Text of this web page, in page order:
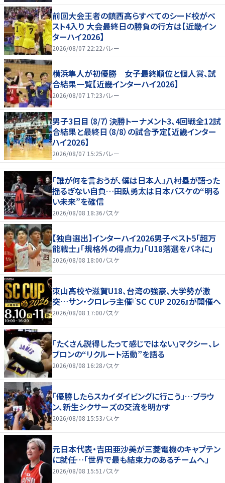
前回大会王者の鎮西高らすべてのシード校がベ
スト4入り 大会最終日の勝負の行方は【近畿イン
ターハイ2026】
2026/08/07 22:22バレー
横浜隼人が初優勝 女子最終順位と個人賞、試
合結果一覧【近畿インターハイ2026】
2026/08/07 17:23バレー
男子3日目（8/7）決勝トーナメント3、4回戦全12試
合結果と最終日（8/8）の試合予定【近畿インター
ハイ2026】
2026/08/07 15:25バレー
「誰が何を言おうが、僕は日本人」八村塁が語った
揺るぎない自負…田臥勇太は日本バスケの“明る
い未来”を確信
2026/08/08 18:36バスケ
【独自選出】インターハイ2026男子ベスト5「超万
能戦士」「規格外の得点力」「U18落選をバネに」
2026/08/08 18:00バスケ
東山高校や滋賀U18、台湾の強豪、大学勢が激
突…サン・クロレラ主催『SC CUP 2026』が開催へ
2026/08/08 17:00バスケ
「たくさん説得したって感じではない」マクシー、レ
ブロンの“リクルート活動”を語る
2026/08/08 16:28バスケ
「優勝したらスカイダイビングに行こう」…ブラウ
ン、新生シクサーズの交流を明かす
2026/08/08 15:53バスケ
元日本代表・吉田亜沙美が三菱電機のキャプテン
に就任…「世界で最も結束力のあるチームへ」
2026/08/08 15:51 バスケ